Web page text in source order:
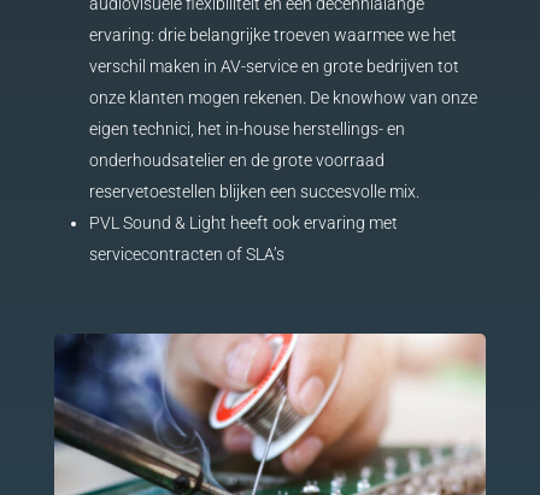
audiovisuele flexibiliteit en een decennialange
ervaring: drie belangrijke troeven waarmee we het
verschil maken in AV-service en grote bedrijven tot
onze klanten mogen rekenen. De knowhow van onze
eigen technici, het in-house herstellings- en
onderhoudsatelier en de grote voorraad
reservetoestellen blijken een succesvolle mix.
PVL Sound & Light heeft ook ervaring met
servicecontracten of SLA’s